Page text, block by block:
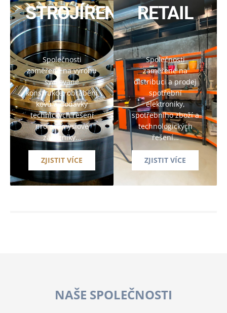
STROJÍRENSTVÍ
Společnosti
zaměřené na výrobu
svařované
konstrukce, obrábění
kovů a dodávky
technických řešení
pro průmyslové
zákazníky…
ZJISTIT VÍCE
RETAIL
Společnosti
zaměřené na
distribuci a prodej
spotřební
elektroniky,
spotřebního zboží a
technologických
řešení…
ZJISTIT VÍCE
NAŠE SPOLEČNOSTI